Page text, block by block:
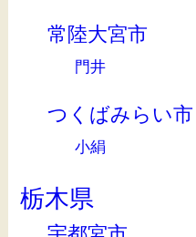
常陸大宮市
門井
つくばみらい市
小絹
栃木県